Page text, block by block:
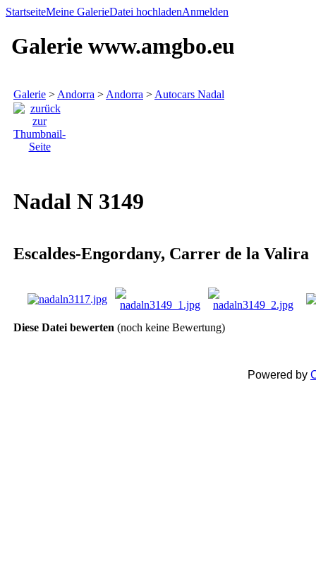
StartseiteMeine GalerieDatei hochladenAnmelden
Galerie www.amgbo.eu
Galerie > Andorra > Andorra > Autocars Nadal
Nadal N 3149
Escaldes-Engordany, Carrer de la Valira
Diese Datei bewerten (noch keine Bewertung)
Powered by